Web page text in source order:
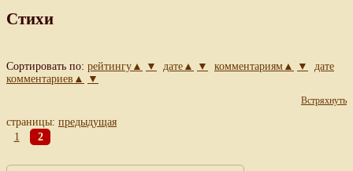
Стихи
Сортировать по: рейтингу▲ ▼ дате▲ ▼ комментариям▲ ▼
дате
комментариев▲
▼
Встряхнуть
страницы: предыдущая
1
2